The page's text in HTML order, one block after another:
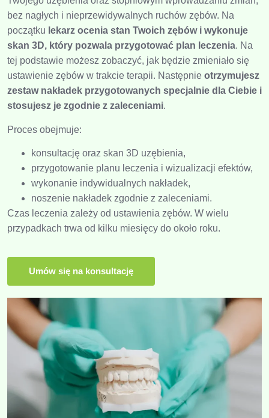
bez nagłych i nieprzewidywalnych ruchów zębów. Na
początku lekarz ocenia stan Twoich zębów i wykonuje
skan 3D, który pozwala przygotować plan leczenia. Na
tej podstawie możesz zobaczyć, jak będzie zmieniało się
ustawienie zębów w trakcie terapii. Następnie otrzymujesz
zestaw nakładek przygotowanych specjalnie dla Ciebie i
stosujesz je zgodnie z zaleceniami.
Proces obejmuje:
konsultację oraz skan 3D uzębienia,
przygotowanie planu leczenia i wizualizacji efektów,
wykonanie indywidualnych nakładek,
noszenie nakładek zgodnie z zaleceniami.
Czas leczenia zależy od ustawienia zębów. W wielu
przypadkach trwa od kilku miesięcy do około roku.
Umów się na konsultację